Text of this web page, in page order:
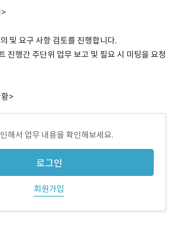
및 요구 사항 검토를 진행합니다.
진행간 주단위 업무 보고 및 필요 시 미팅을 요청
>
해서 업무 내용을 확인해보세요.
로그인
회원가입